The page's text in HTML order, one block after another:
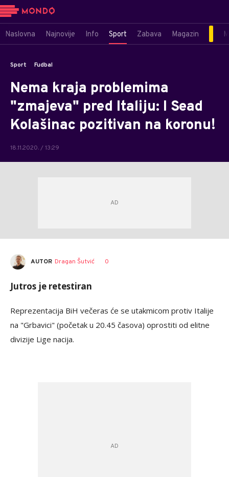
Naslovna Najnovije Info Sport Zabava Magazin
Sport Fudbal
Nema kraja problemima
"zmajeva" pred Italiju: I Sead
Kolašinac pozitivan na koronu!
18.11.2020. / 13:29
AUTOR Dragan Šutvić 0
Jutros je retestiran
Reprezentacija BiH večeras će se utakmicom protiv Italije
na "Grbavici" (početak u 20.45 časova) oprostiti od elitne
divizije Lige nacija.